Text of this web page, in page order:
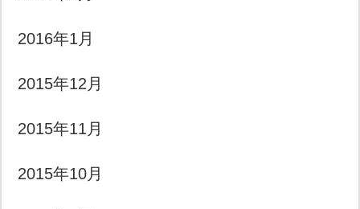
2016年1月
2015年12月
2015年11月
2015年10月